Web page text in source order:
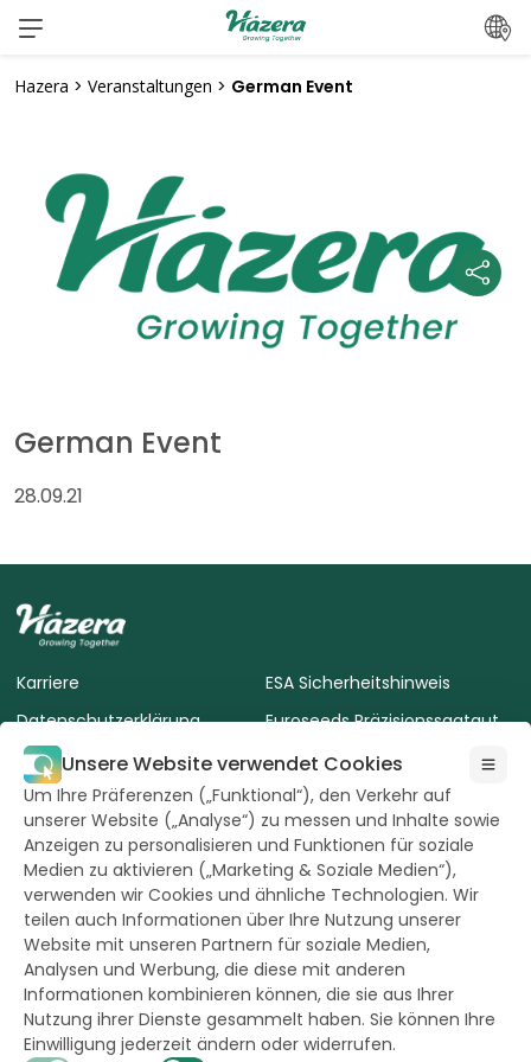
Zum
Inhalt
Hazera > Veranstaltungen > German Event
German Event
28.09.21
Karriere
Datenschutzerklärung
AVLB Saatgut
Cookie-Richtlinie
Nutzungsbedingungen
ESA Sicherheitshinweis
Euroseeds Präzisionssaatgut
Terms of use of the website
Alle Rechte
vorbehalten durch
Hazera 2026
Unsere Website verwendet Cookies
Um Ihre Präferenzen („Funktional“), den Verkehr auf
unserer Website („Analyse“) zu messen und Inhalte sowie
Anzeigen zu personalisieren und Funktionen für soziale
Medien zu aktivieren („Marketing & Soziale Medien“),
verwenden wir Cookies und ähnliche Technologien. Wir
teilen auch Informationen über Ihre Nutzung unserer
Website mit unseren Partnern für soziale Medien,
Analysen und Werbung, die diese mit anderen
Informationen kombinieren können, die sie aus Ihrer
Nutzung ihrer Dienste gesammelt haben. Sie können Ihre
Einwilligung jederzeit ändern oder widerrufen.